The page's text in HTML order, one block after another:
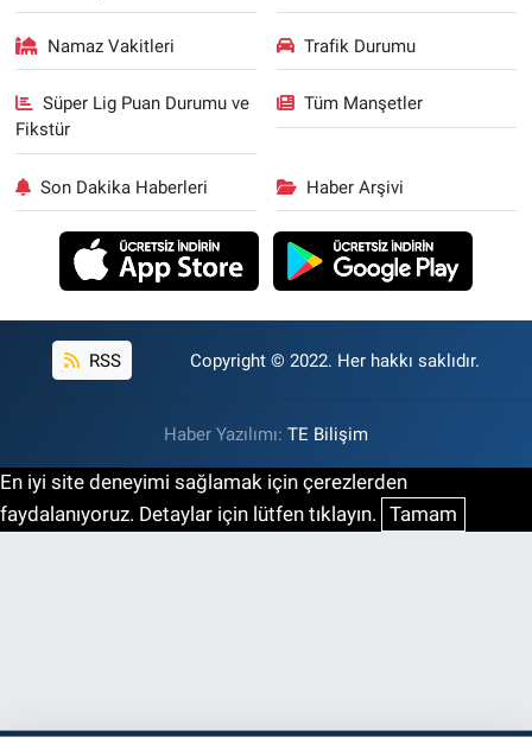
Namaz Vakitleri Trafik Durumu
Süper Lig Puan Durumu ve
Fikstür
Tüm Manşetler
Son Dakika Haberleri Haber Arşivi
RSS Copyright © 2022. Her hakkı saklıdır.
Haber Yazılımı: TE Bilişim
En iyi site deneyimi sağlamak için çerezlerden
faydalanıyoruz. Detaylar için lütfen tıklayın. Tamam